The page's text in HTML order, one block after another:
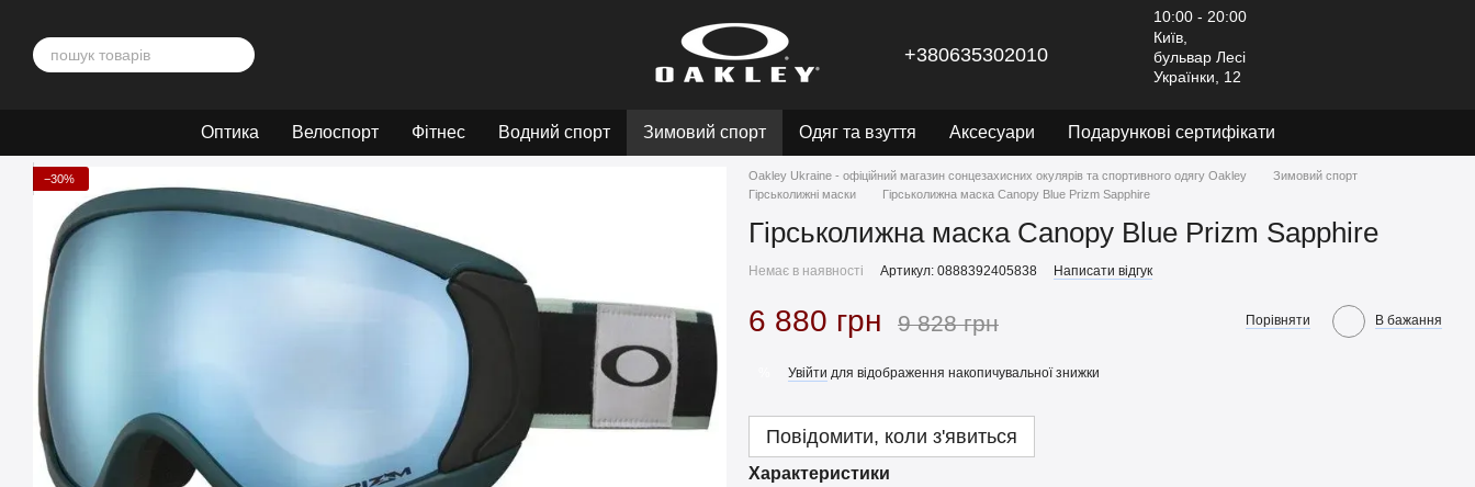
+380635302010
10:00 - 20:00
Київ,
бульвар Лесі
Українки, 12
Оптика Велоспорт Фітнес Водний спорт Зимовий спорт Одяг та взуття Аксесуари Подарункові сертифікати
−30% Oakley Ukraine - офіційний магазин сонцезахисних окулярів та спортивного одягу Oakley
Зимовий спорт
Гірськолижні маски
Гірськолижна маска Canopy Blue Prizm Sapphire
Гірськолижна маска Canopy Blue Prizm Sapphire
Немає в наявності Артикул: 0888392405838 Написати відгук
6 880 грн 9 828 грн Порівняти В бажання
Увійти для відображення накопичувальної знижки
Повідомити, коли з'явиться
Характеристики